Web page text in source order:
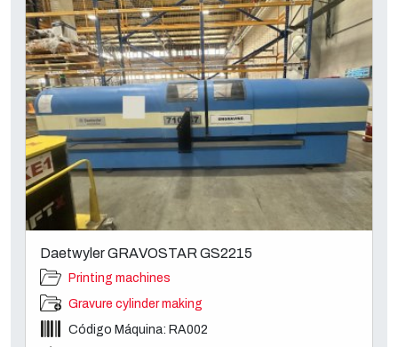
Daetwyler GRAVOSTAR GS2215
Printing machines
Gravure cylinder making
Código Máquina: RA002